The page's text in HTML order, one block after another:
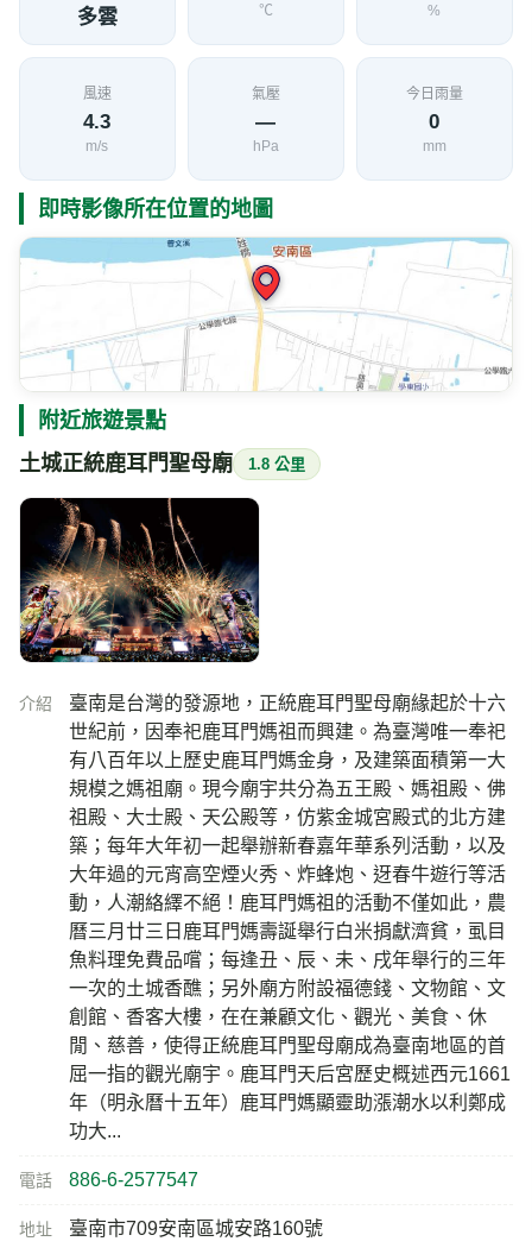
多雲 ℃ %
風速
4.3
m/s
氣壓
—
hPa
今日雨量
0
mm
即時影像所在位置的地圖
附近旅遊景點
土城正統鹿耳門聖母廟 1.8 公里
介紹
臺南是台灣的發源地，正統鹿耳門聖母廟緣起於十六
世紀前，因奉祀鹿耳門媽祖而興建。為臺灣唯一奉祀
有八百年以上歷史鹿耳門媽金身，及建築面積第一大
規模之媽祖廟。現今廟宇共分為五王殿、媽祖殿、佛
祖殿、大士殿、天公殿等，仿紫金城宮殿式的北方建
築；每年大年初一起舉辦新春嘉年華系列活動，以及
大年過的元宵高空煙火秀、炸蜂炮、迓春牛遊行等活
動，人潮絡繹不絕！鹿耳門媽祖的活動不僅如此，農
曆三月廿三日鹿耳門媽壽誕舉行白米捐獻濟貧，虱目
魚料理免費品嚐；每逢丑、辰、未、戌年舉行的三年
一次的土城香醮；另外廟方附設福德錢、文物館、文
創館、香客大樓，在在兼顧文化、觀光、美食、休
閒、慈善，使得正統鹿耳門聖母廟成為臺南地區的首
屈一指的觀光廟宇。鹿耳門天后宮歷史概述西元1661
年（明永曆十五年）鹿耳門媽顯靈助漲潮水以利鄭成
功大...
電話 886-6-2577547
地址 臺南市709安南區城安路160號